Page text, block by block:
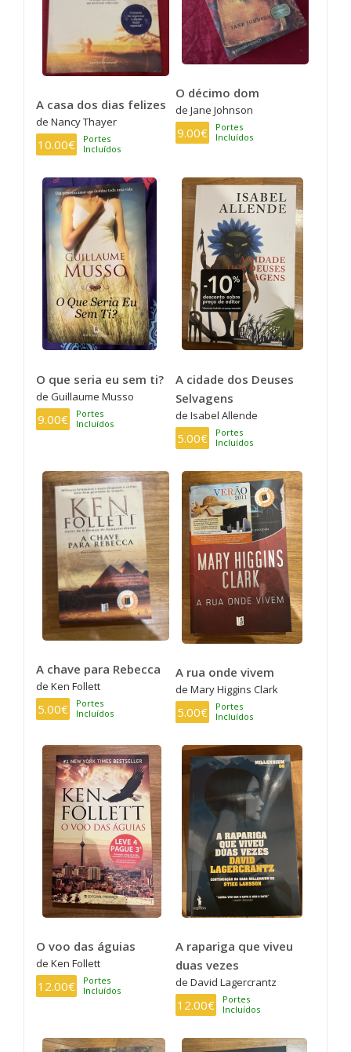
A casa dos dias felizes
de Nancy Thayer
10.00€
Portes
Incluídos
O décimo dom
de Jane Johnson
9.00€
Portes
Incluídos
O que seria eu sem ti?
de Guillaume Musso
9.00€
Portes
Incluídos
A cidade dos Deuses
Selvagens
de Isabel Allende
5.00€
Portes
Incluídos
A chave para Rebecca
de Ken Follett
5.00€
Portes
Incluídos
A rua onde vivem
de Mary Higgins Clark
5.00€
Portes
Incluídos
O voo das águias
de Ken Follett
12.00€
Portes
Incluídos
A rapariga que viveu
duas vezes
de David Lagercrantz
12.00€
Portes
Incluídos